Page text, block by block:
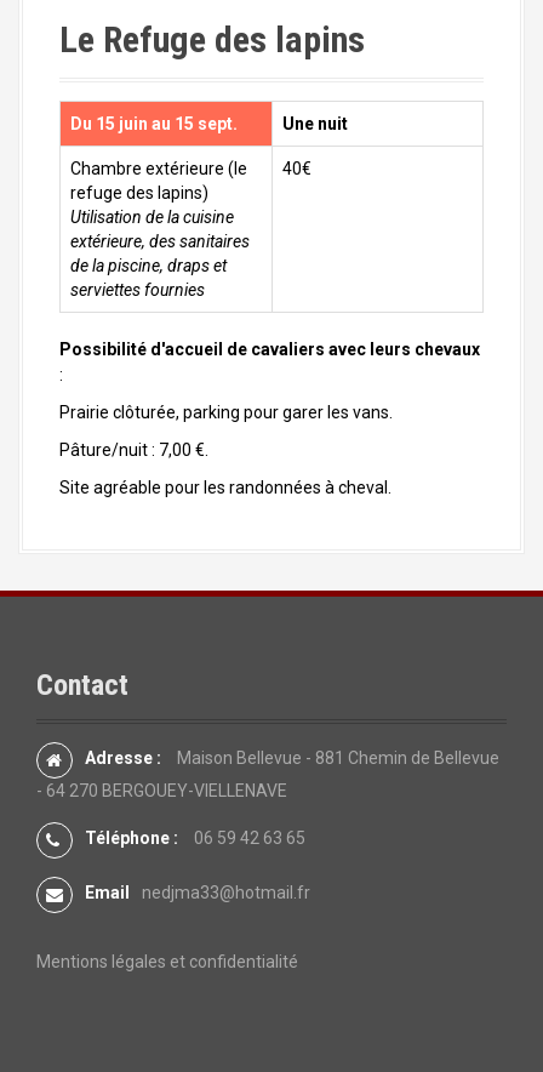
Le Refuge des lapins
Du 15 juin au 15 sept. Une nuit
Chambre extérieure (le
refuge des lapins)
Utilisation de la cuisine
extérieure, des sanitaires
de la piscine, draps et
serviettes fournies
40€
Possibilité d'accueil de cavaliers avec leurs chevaux
:
Prairie clôturée, parking pour garer les vans.
Pâture/nuit : 7,00 €.
Site agréable pour les randonnées à cheval.
Contact
Adresse :
Maison Bellevue - 881 Chemin de Bellevue
- 64 270 BERGOUEY-VIELLENAVE
Téléphone : 06 59 42 63 65
Email nedjma33@hotmail.fr
Mentions légales et confidentialité